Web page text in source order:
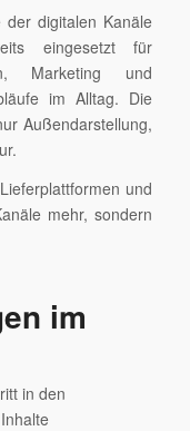
digitalen Kanäle
eingesetzt für
Marketing und
im Alltag. Die
Außendarstellung,
und
mehr, sondern
im
in den